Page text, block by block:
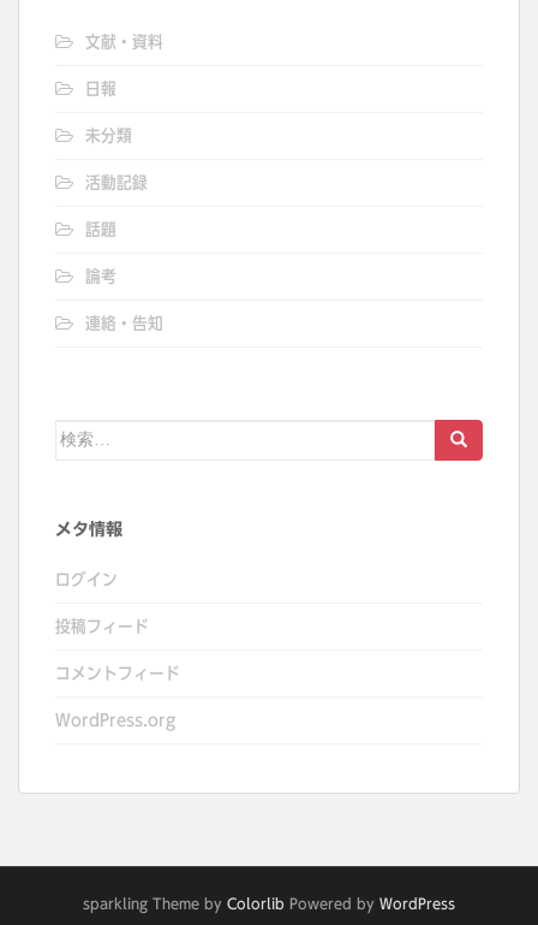
文献・資料
日報
未分類
活動記録
話題
論考
連絡・告知
検
メタ情報
ログイン
投稿フィード
コメントフィード
WordPress.org
sparkling Theme by Colorlib Powered by WordPress